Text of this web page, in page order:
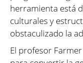
herramienta está
culturales y
obstaculizado la
El profesor